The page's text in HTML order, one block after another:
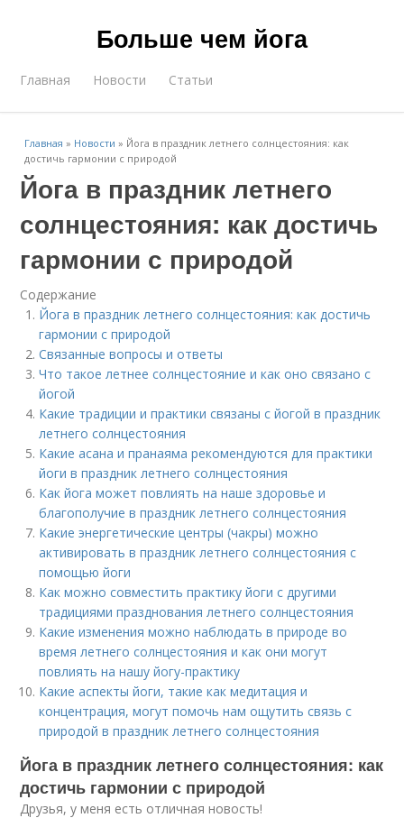
Больше чем йога
Главная Новости Статьи
Главная » Новости » Йога в праздник летнего солнцестояния: как
достичь гармонии с природой
Йога в праздник летнего
солнцестояния: как достичь
гармонии с природой
Содержание
Йога в праздник летнего солнцестояния: как достичь
гармонии с природой
Связанные вопросы и ответы
Что такое летнее солнцестояние и как оно связано с
йогой
Какие традиции и практики связаны с йогой в праздник
летнего солнцестояния
Какие асана и пранаяма рекомендуются для практики
йоги в праздник летнего солнцестояния
Как йога может повлиять на наше здоровье и
благополучие в праздник летнего солнцестояния
Какие энергетические центры (чакры) можно
активировать в праздник летнего солнцестояния с
помощью йоги
Как можно совместить практику йоги с другими
традициями празднования летнего солнцестояния
Какие изменения можно наблюдать в природе во
время летнего солнцестояния и как они могут
повлиять на нашу йогу-практику
Какие аспекты йоги, такие как медитация и
концентрация, могут помочь нам ощутить связь с
природой в праздник летнего солнцестояния
Йога в праздник летнего солнцестояния: как
достичь гармонии с природой
Друзья, у меня есть отличная новость!